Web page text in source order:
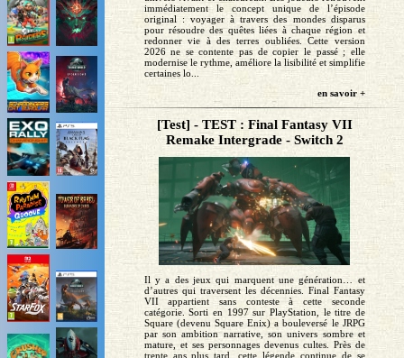
immédiatement le concept unique de l’épisode
original : voyager à travers des mondes disparus
pour résoudre des quêtes liées à chaque région et
redonner vie à des terres oubliées. Cette version
2026 ne se contente pas de copier le passé ; elle
modernise le rythme, améliore la lisibilité et simplifie
certaines lo...
en savoir +
[Test] - TEST : Final Fantasy VII
Remake Intergrade - Switch 2
Il y a des jeux qui marquent une génération… et
d’autres qui traversent les décennies. Final Fantasy
VII appartient sans conteste à cette seconde
catégorie. Sorti en 1997 sur PlayStation, le titre de
Square (devenu Square Enix) a bouleversé le JRPG
par son ambition narrative, son univers sombre et
mature, et ses personnages devenus cultes. Près de
trente ans plus tard, cette légende continue de se